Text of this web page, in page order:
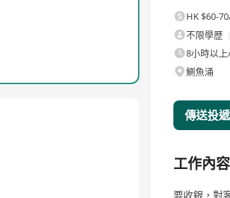
HK $60-
不限學歷
8小時以
鰂魚涌
傳送投
工作內容
要收銀，對